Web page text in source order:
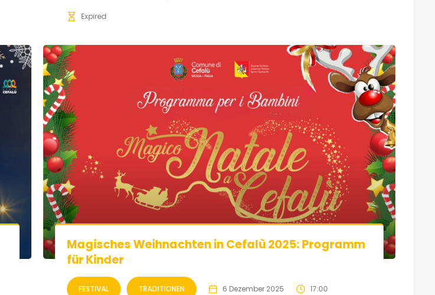
Expired
Magisches Weihnachten in Cefalù 2025: Programm
für Kinder
FESTIVAL TRADITIONEN 6 Dezember 2025 17:00